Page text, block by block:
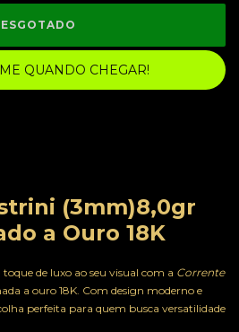
QUANDO CHEGAR!
(3mm)8,0gr
a Ouro 18K
de luxo ao seu visual com a Corrente
a ouro 18K. Com design moderno e
perfeita para quem busca versatilidade